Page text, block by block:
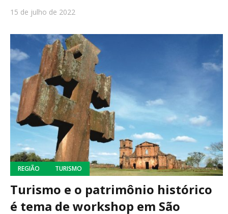
15 de julho de 2022
REGIÃO TURISMO
Turismo e o patrimônio histórico
é tema de workshop em São